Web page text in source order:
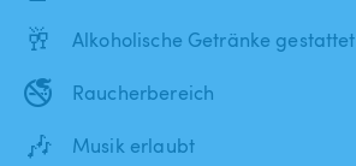
🥂
Alkoholische Getränke gestattet
🚭 Raucherbereich
🎶 Musik erlaubt